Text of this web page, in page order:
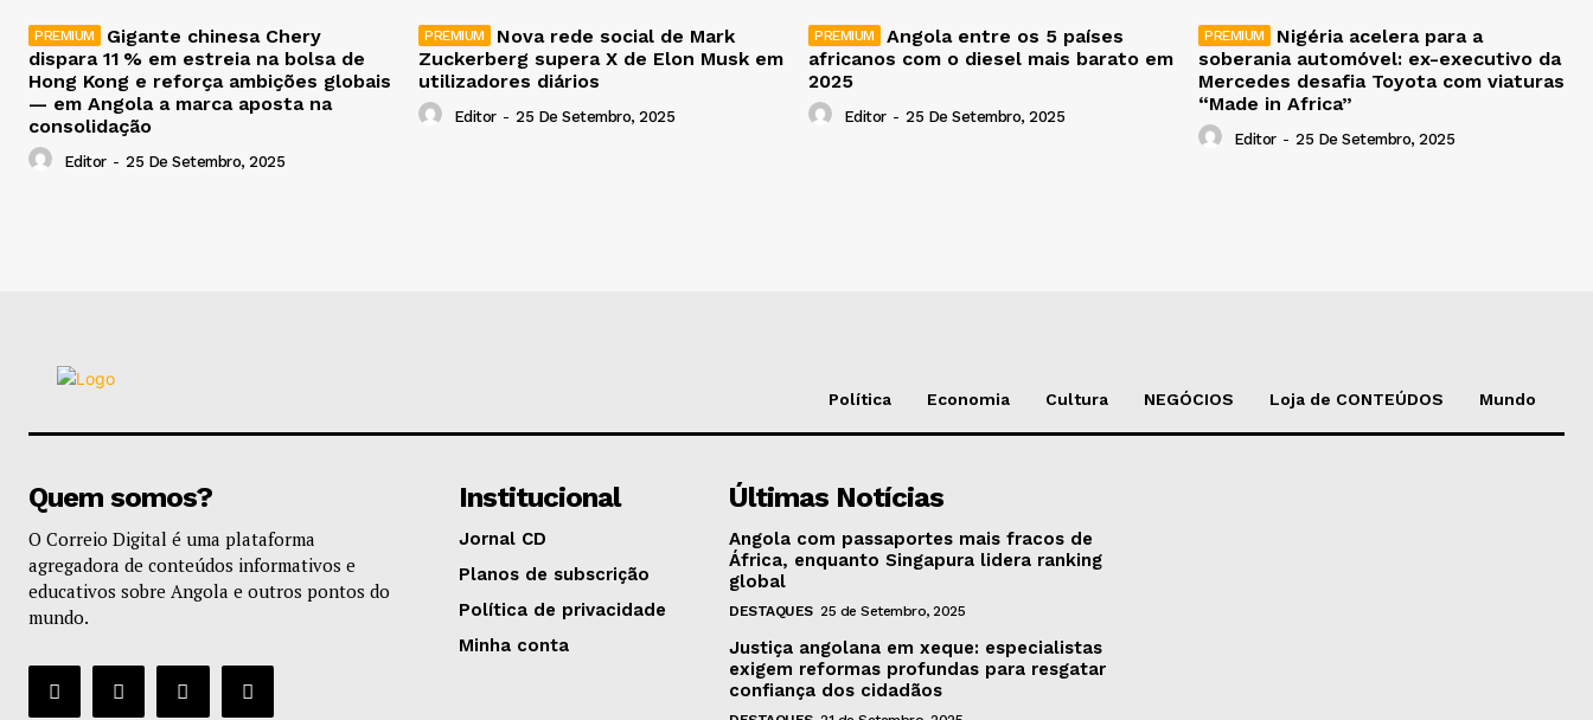
Gigante chinesa Chery
dispara 11 % em estreia na bolsa de
Hong Kong e reforça ambições globais
— em Angola a marca aposta na
consolidação
Editor - 25 De Setembro, 2025
Nova rede social de Mark
Zuckerberg supera X de Elon Musk em
utilizadores diários
Editor - 25 De Setembro, 2025
Angola entre os 5 países
africanos com o diesel mais barato em
2025
Editor - 25 De Setembro, 2025
Nigéria acelera para a
soberania automóvel: ex-executivo da
Mercedes desafia Toyota com viaturas
“Made in Africa”
Editor - 25 De Setembro, 2025
Política Economia Cultura NEGÓCIOS Loja de CONTEÚDOS Mundo
Quem somos?
O Correio Digital é uma plataforma
agregadora de conteúdos informativos e
educativos sobre Angola e outros pontos do
mundo.
Institucional
Jornal CD
Planos de subscrição
Política de privacidade
Minha conta
Últimas Notícias
Angola com passaportes mais fracos de
África, enquanto Singapura lidera ranking
global
DESTAQUES 25 de Setembro, 2025
Justiça angolana em xeque: especialistas
exigem reformas profundas para resgatar
confiança dos cidadãos